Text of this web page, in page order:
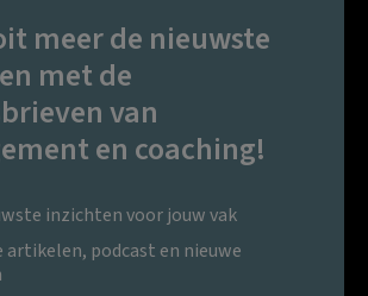
meer de nieuwste
met de
van
en coaching!
inzichten voor jouw vak
artikelen, podcast en nieuwe